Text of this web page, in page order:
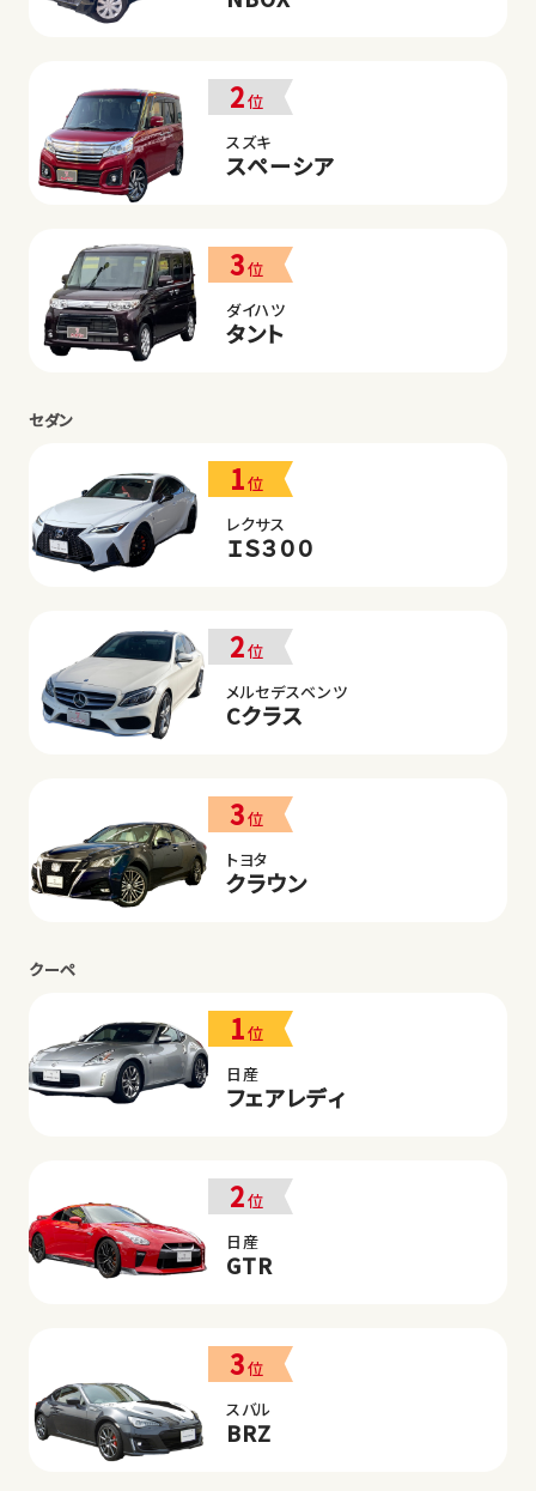
2位
スズキ
スペーシア
3位
ダイハツ
タント
セダン
1位
レクサス
ＩＳ３００
2位
メルセデスベンツ
Cクラス
3位
トヨタ
クラウン
クーペ
1位
日産
フェアレディ
2位
日産
GTR
3位
スバル
BRZ